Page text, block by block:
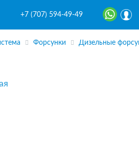
+7 (707) 594-49-49
Форсунки Дизельные